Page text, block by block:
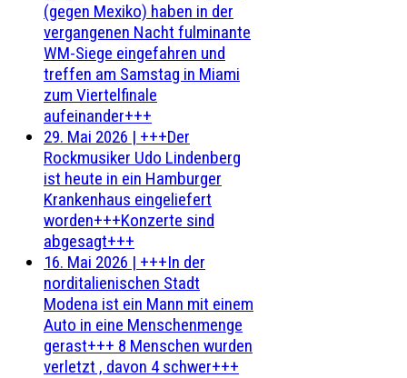
(gegen Mexiko) haben in der
vergangenen Nacht fulminante
WM-Siege eingefahren und
treffen am Samstag in Miami
zum Viertelfinale
aufeinander+++
29. Mai 2026 | +++Der
Rockmusiker Udo Lindenberg
ist heute in ein Hamburger
Krankenhaus eingeliefert
worden+++Konzerte sind
abgesagt+++
16. Mai 2026 | +++In der
norditalienischen Stadt
Modena ist ein Mann mit einem
Auto in eine Menschenmenge
gerast+++ 8 Menschen wurden
verletzt , davon 4 schwer+++